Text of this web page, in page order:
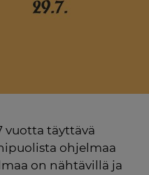
vuotta täyttävä
ohjelmaa
on nähtävillä ja